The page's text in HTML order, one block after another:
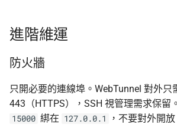
進階維運
防火牆
只開必要的連線埠。WebTunnel 對外只
443（HTTPS），SSH 視管理需求保留
15000 綁在 127.0.0.1 ，不要對外開放